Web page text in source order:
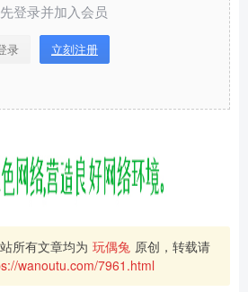
登录并加入会员
录 立刻注册
所有文章均为 玩偶兔 原创，转载请
wanoutu.com/7961.html